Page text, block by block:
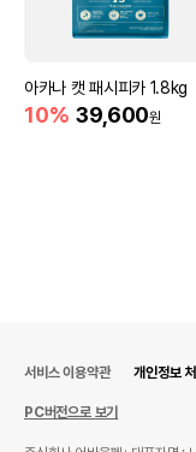
아카나 캣 패시피카 1.8kg
10% 39,600원
서비스 이용약관 개인정보
PC버전으로 보기